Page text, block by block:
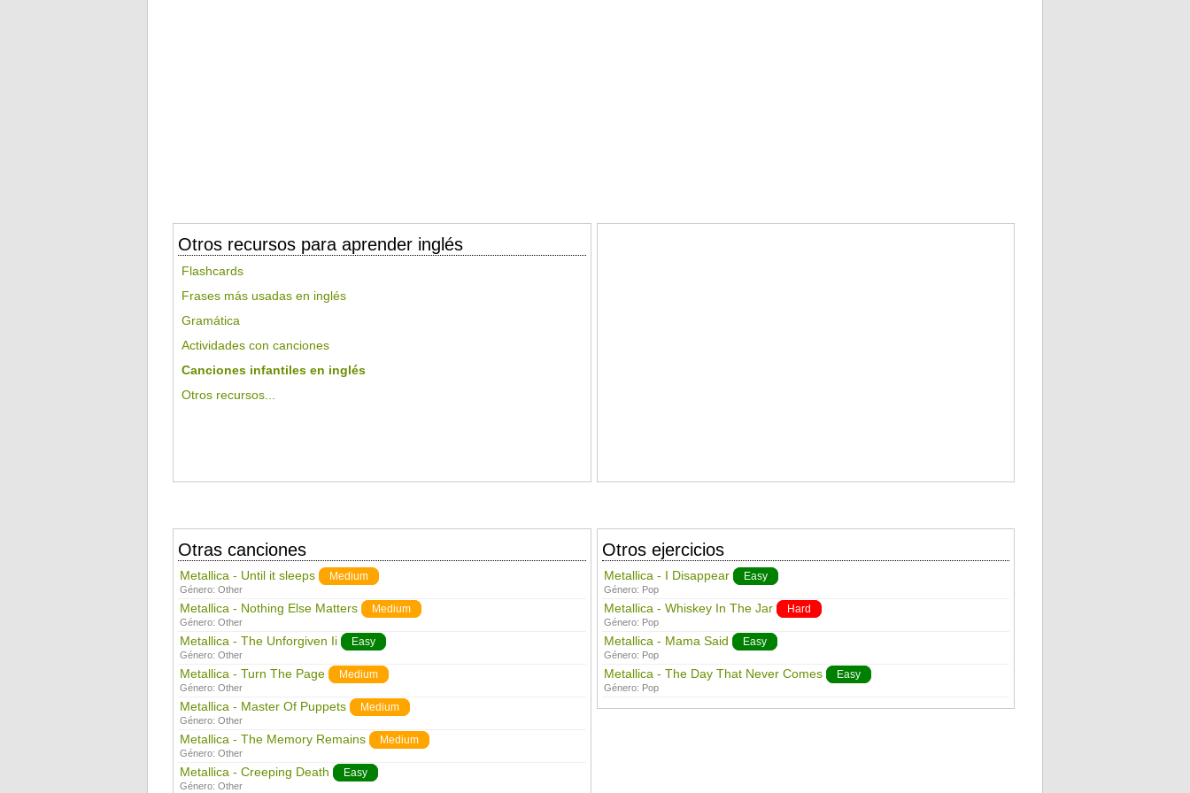
Otros recursos para aprender inglés
Flashcards
Frases más usadas en inglés
Gramática
Actividades con canciones
Canciones infantiles en inglés
Otros recursos...
Otras canciones
Metallica - Until it sleeps Medium
Género: Other
Metallica - Nothing Else Matters Medium
Género: Other
Metallica - The Unforgiven Ii Easy
Género: Other
Metallica - Turn The Page Medium
Género: Other
Metallica - Master Of Puppets Medium
Género: Other
Metallica - The Memory Remains Medium
Género: Other
Metallica - Creeping Death Easy
Género: Other
Otros ejercicios
Metallica - I Disappear Easy
Género: Pop
Metallica - Whiskey In The Jar Hard
Género: Pop
Metallica - Mama Said Easy
Género: Pop
Metallica - The Day That Never Comes Easy
Género: Pop